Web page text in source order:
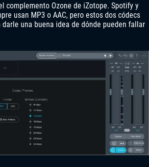
complemento Ozone de iZotope. Spotify y
usan MP3 o AAC, pero estos dos códecs
una buena idea de dónde pueden fallar